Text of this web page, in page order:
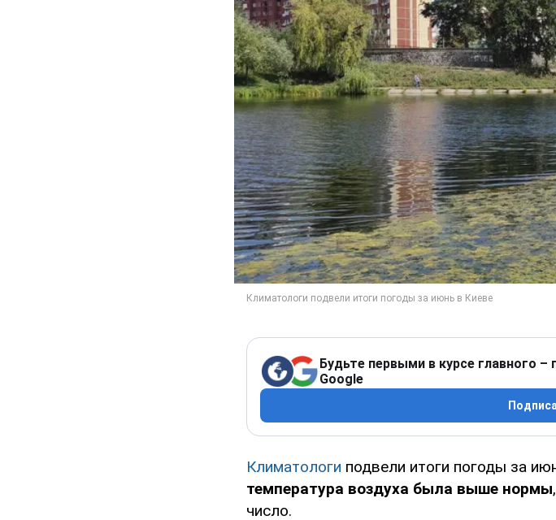
Будьте первыми в курсе главного –
Google
Климатологи подвели итоги погоды за
температура воздуха была выше нормы
число.